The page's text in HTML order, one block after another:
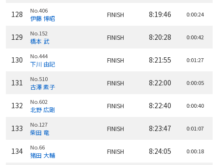
128 No.406
伊藤 博昭 FINISH 8:19:46 0:00:24
129 No.152
橋本 武 FINISH 8:20:28 0:00:42
130 No.444
下川 由記 FINISH 8:21:55 0:01:27
131 No.510
古澤 素子 FINISH 8:22:00 0:00:05
132 No.602
北野 広剛 FINISH 8:22:40 0:00:40
133 No.127
柴田 竜 FINISH 8:23:47 0:01:07
134 No.66
猪田 大輔 FINISH 8:24:05 0:00:18